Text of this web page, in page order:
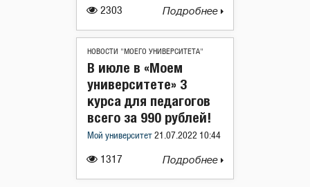
2303 Подробнее
НОВОСТИ "МОЕГО УНИВЕРСИТЕТА"
1317
В июле в «Моем
университете» 3
курса для педагогов
всего за 990 рублей!
Мой университет 21.07.2022 10:44
Подробнее